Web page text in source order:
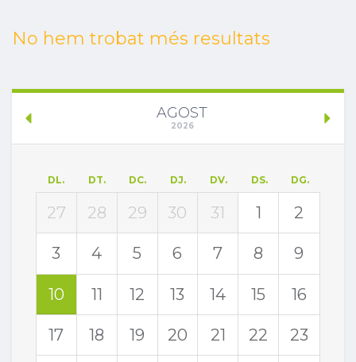
No hem trobat més resultats
AGOST
2026
DL. DT. DC. DJ. DV. DS. DG.
27 28 29 30 31 1 2
3 4 5 6 7 8 9
10 11 12 13 14 15 16
17 18 19 20 21 22 23